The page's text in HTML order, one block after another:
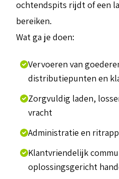
ochtendspits rijdt of een
bereiken.
Wat ga je doen:
Vervoeren van
distributiepunten en
Zorgvuldig laden,
vracht
Administratie en
Klantvriendelijk
oplossingsgericht